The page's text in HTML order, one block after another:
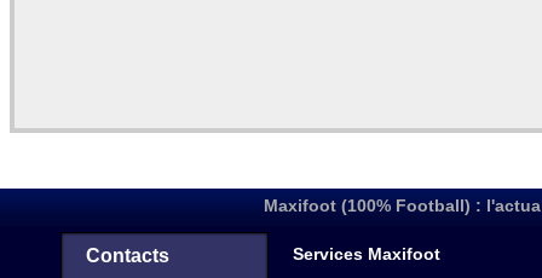
Maxifoot (100% Football) :
Contacts Services Maxifoot